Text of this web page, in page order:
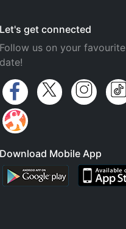
Let's get connected
Follow us on your
date!
Download Mobile App